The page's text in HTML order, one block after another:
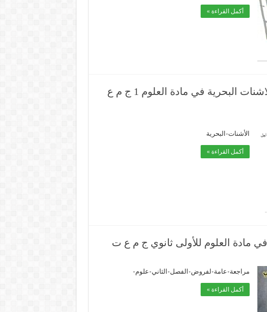
أكمل القراءة »
نموذج فرض رقم 04 الفصل الثاني الاشنات البحرية في مادة العلوم 1 ج م ع
الأشنات-البحرية
أكمل القراءة »
مادة العلوم للأولى ثانوي ج م ع ت
مراجعة-عامة-لفروض-الفصل-الثاني-علوم-
أكمل القراءة »